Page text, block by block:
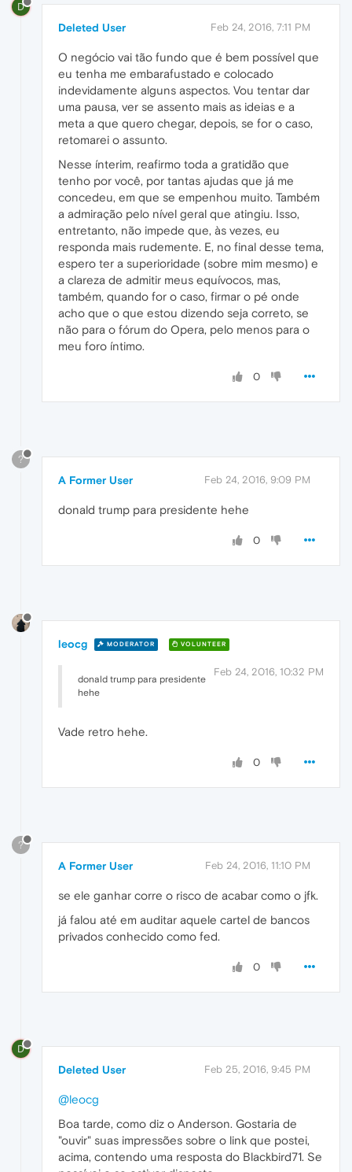
D
Deleted User Feb 24, 2016, 7:11 PM
O negócio vai tão fundo que é bem possível que
eu tenha me embarafustado e colocado
indevidamente alguns aspectos. Vou tentar dar
uma pausa, ver se assento mais as ideias e a
meta a que quero chegar, depois, se for o caso,
retomarei o assunto.
Nesse ínterim, reafirmo toda a gratidão que
tenho por você, por tantas ajudas que já me
concedeu, em que se empenhou muito. Também
a admiração pelo nível geral que atingiu. Isso,
entretanto, não impede que, às vezes, eu
responda mais rudemente. E, no final desse tema,
espero ter a superioridade (sobre mim mesmo) e
a clareza de admitir meus equívocos, mas,
também, quando for o caso, firmar o pé onde
acho que o que estou dizendo seja correto, se
não para o fórum do Opera, pelo menos para o
meu foro íntimo.
0
?
A Former User Feb 24, 2016, 9:09 PM
donald trump para presidente hehe
0
leocg MODERATOR VOLUNTEER
Feb 24, 2016, 10:32 PM
donald trump para presidente
hehe
Vade retro hehe.
0
?
A Former User Feb 24, 2016, 11:10 PM
se ele ganhar corre o risco de acabar como o jfk.
já falou até em auditar aquele cartel de bancos
privados conhecido como fed.
0
D
Deleted User Feb 25, 2016, 9:45 PM
@leocg
Boa tarde, como diz o Anderson. Gostaria de
"ouvir" suas impressões sobre o link que postei,
acima, contendo uma resposta do Blackbird71. Se